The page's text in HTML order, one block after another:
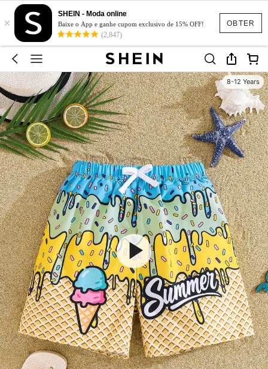
OBTER
×
SHEIN - Moda online
Baixe o App e ganhe cupom exclusivo de 15% OFF!
(2,847)
8-12 Years